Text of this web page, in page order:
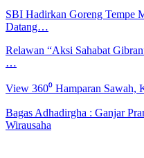
SBI Hadirkan Goreng Tempe
Datang…
Relawan “Aksi Sahabat
…
View 360⁰ Hamparan Sawah,
Bagas Adhadirgha : Ganjar
Wirausaha